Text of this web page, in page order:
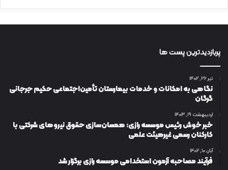
پربازدیدترین پست ها
تیر ۲۶, ۱۴۰۲
نگاهی به امکانات و خدمات بیمارستان تأمین‌اجتماعی حکیم جرجانی
گرگان
اردیبهشت ۱۹, ۱۴۰۳
خبر خوش رئیس موسسه رازی: همسان‌سازی حقوق نیروهای شرکتی با
کارکنان رسمی غیرهیئت علمی
آبان ۱۰, ۱۴۰۲
فرآیند مصاحبه آزمون استخدامی موسسه رازی برگزار شد